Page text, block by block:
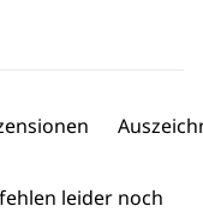
leider noch